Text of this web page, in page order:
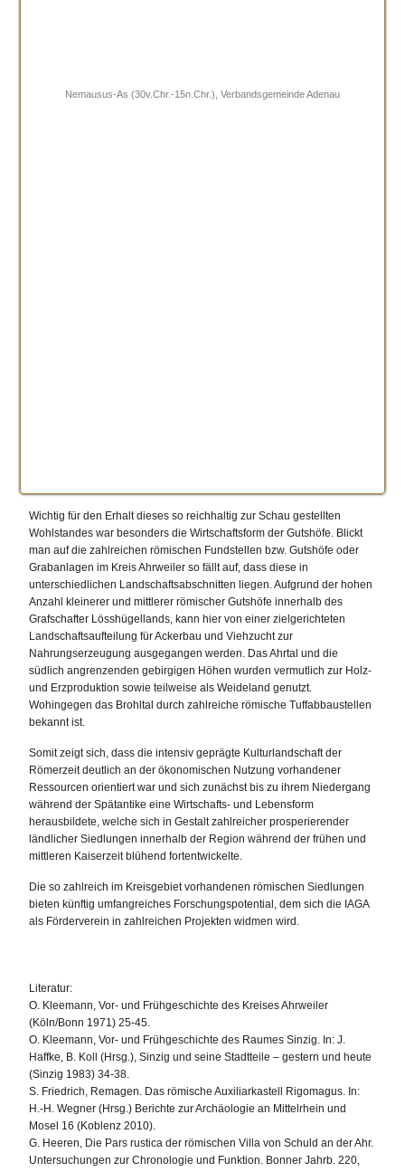
Nemausus-As (30v.Chr.-15n.Chr.), Verbandsgemeinde Adenau
Wichtig für den Erhalt dieses so reichhaltig zur Schau gestellten
Wohlstandes war besonders die Wirtschaftsform der Gutshöfe. Blickt
man auf die zahlreichen römischen Fundstellen bzw. Gutshöfe oder
Grabanlagen im Kreis Ahrweiler so fällt auf, dass diese in
unterschiedlichen Landschaftsabschnitten liegen. Aufgrund der hohen
Anzahl kleinerer und mittlerer römischer Gutshöfe innerhalb des
Grafschafter Lösshügellands, kann hier von einer zielgerichteten
Landschaftsaufteilung für Ackerbau und Viehzucht zur
Nahrungserzeugung ausgegangen werden. Das Ahrtal und die
südlich angrenzenden gebirgigen Höhen wurden vermutlich zur Holz-
und Erzproduktion sowie teilweise als Weideland genutzt.
Wohingegen das Brohltal durch zahlreiche römische Tuffabbaustellen
bekannt ist.
Somit zeigt sich, dass die intensiv geprägte Kulturlandschaft der
Römerzeit deutlich an der ökonomischen Nutzung vorhandener
Ressourcen orientiert war und sich zunächst bis zu ihrem Niedergang
während der Spätantike eine Wirtschafts- und Lebensform
herausbildete, welche sich in Gestalt zahlreicher prosperierender
ländlicher Siedlungen innerhalb der Region während der frühen und
mittleren Kaiserzeit blühend fortentwickelte.
Die so zahlreich im Kreisgebiet vorhandenen römischen Siedlungen
bieten künftig umfangreiches Forschungspotential, dem sich die IAGA
als Förderverein in zahlreichen Projekten widmen wird.
Literatur:
O. Kleemann, Vor- und Frühgeschichte des Kreises Ahrweiler
(Köln/Bonn 1971) 25-45.
O. Kleemann, Vor- und Frühgeschichte des Raumes Sinzig. In: J.
Haffke, B. Koll (Hrsg.), Sinzig und seine Stadtteile – gestern und heute
(Sinzig 1983) 34-38.
S. Friedrich, Remagen. Das römische Auxiliarkastell Rigomagus. In:
H.-H. Wegner (Hrsg.) Berichte zur Archäologie an Mittelrhein und
Mosel 16 (Koblenz 2010).
G. Heeren, Die Pars rustica der römischen Villa von Schuld an der Ahr.
Untersuchungen zur Chronologie und Funktion. Bonner Jahrb. 220,